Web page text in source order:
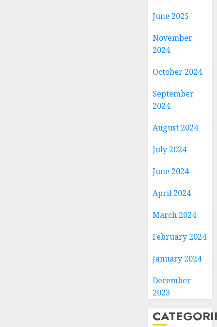
June 2025
November
2024
October 2024
September
2024
August 2024
July 2024
June 2024
April 2024
March 2024
February 2024
January 2024
December
2023